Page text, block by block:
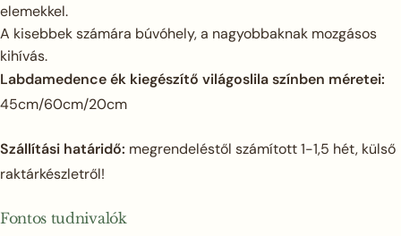
elemekkel.
A kisebbek számára búvóhely, a nagyobbaknak mozgásos
kihívás.
Labdamedence ék kiegészítő világoslila színben méretei:
45cm/60cm/20cm
Szállítási határidő: megrendeléstől számított 1-1,5 hét, külső
raktárkészletről!
Fontos tudnivalók